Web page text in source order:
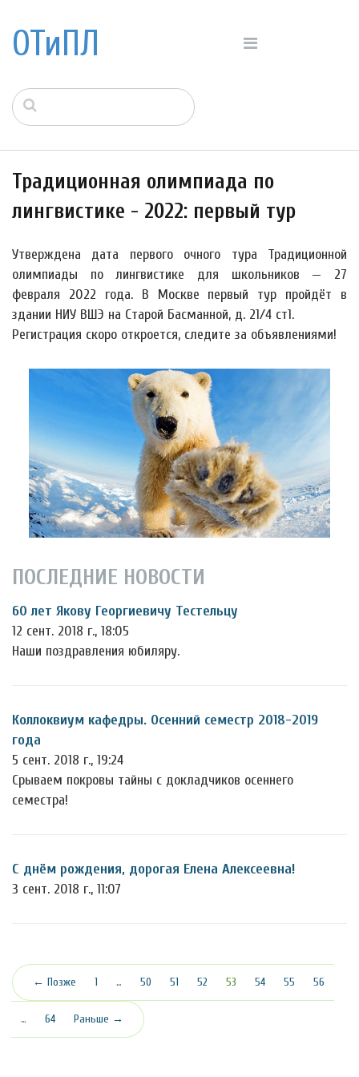
ОТиПЛ
Традиционная олимпиада по
лингвистике - 2022: первый тур
Утверждена дата первого очного тура Традиционной
олимпиады по лингвистике для школьников — 27
февраля 2022 года. В Москве первый тур пройдёт в
здании НИУ ВШЭ на Старой Басманной, д. 21/4 ст1.
Регистрация скоро откроется, следите за объявлениями!
ПОСЛЕДНИЕ НОВОСТИ
60 лет Якову Георгиевичу Тестельцу
12 сент. 2018 г., 18:05
Наши поздравления юбиляру.
Коллоквиум кафедры. Осенний семестр 2018-2019
года
5 сент. 2018 г., 19:24
Срываем покровы тайны с докладчиков осеннего
семестра!
С днём рождения, дорогая Елена Алексеевна!
3 сент. 2018 г., 11:07
← Позже 1 … 50 51 52 53 (текущая)
54 55 56
… 64 Раньше →